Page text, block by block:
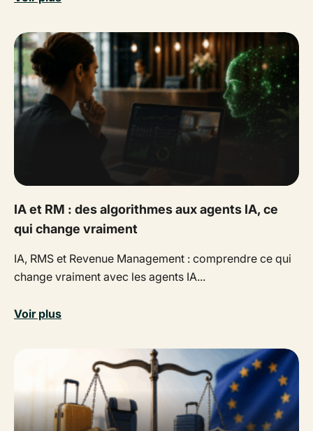
IA et RM : des algorithmes aux agents IA, ce
qui change vraiment
IA, RMS et Revenue Management : comprendre ce qui
change vraiment avec les agents IA...
Voir plus